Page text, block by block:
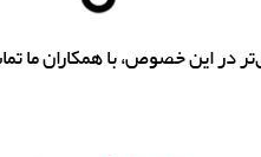
در این خصوص، با همکاران ما